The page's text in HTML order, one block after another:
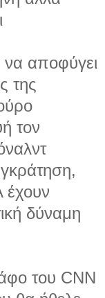
αποφύγει
της
τον
έχουν
δύναμη
του CNN